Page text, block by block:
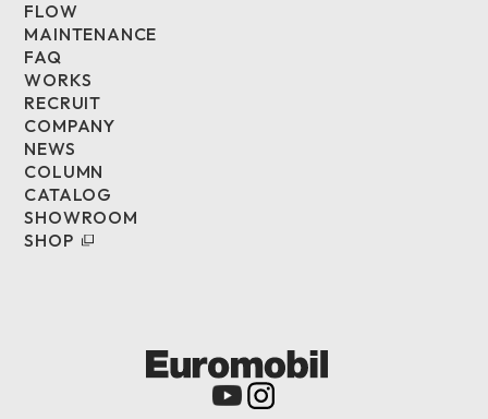
FLOW
MAINTENANCE
FAQ
WORKS
RECRUIT
COMPANY
NEWS
COLUMN
CATALOG
SHOWROOM
SHOP